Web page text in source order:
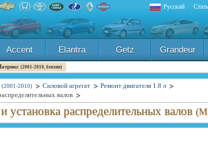
Русский
Accent Elantra Getz Grandeur
(2001-2010, бензин)
(2001-2010) Силовой агрегат
Ремонт двигателя 1.8 л
валов
установка распределительных валов